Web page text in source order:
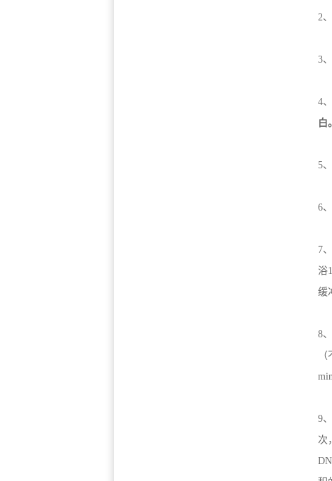
2
3
4
白
5
6
7
浴
缓
8
9
次